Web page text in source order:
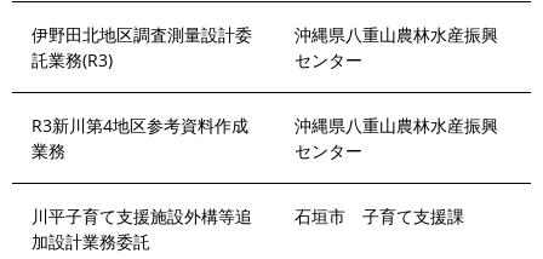
伊野田北地区調査測量設計委
託業務(R3)
沖縄県八重山農林水産振興
センター
R3新川第4地区参考資料作成
業務
沖縄県八重山農林水産振興
センター
川平子育て支援施設外構等追
加設計業務委託
石垣市 子育て支援課